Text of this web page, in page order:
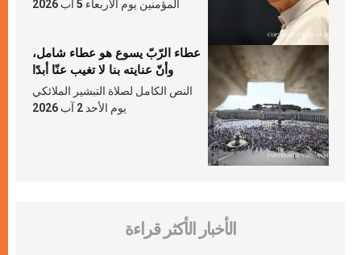
المؤمنين يوم الأربعاء 5 آب 2026
عطاء الرّبّ يسوع هو عطاء شامل،
وأنّ عنايته بنا لا تغيب عنّا أبدًا
النص الكامل لصلاة التبشير الملائكي
يوم الأحد 2 آب 2026
الأخبار الأكثر قراءة